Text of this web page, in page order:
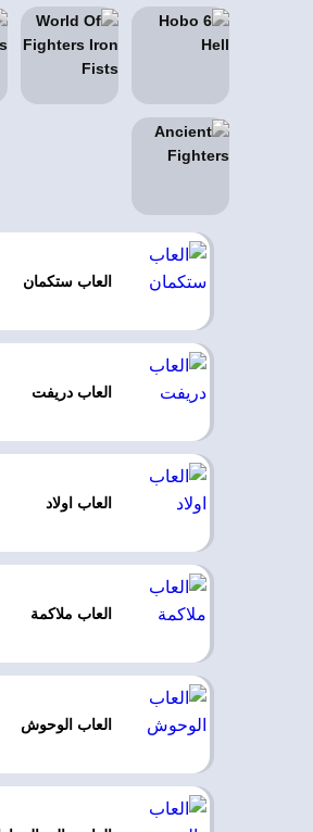
العاب ستكمان
العاب دريفت
العاب اولاد
العاب ملاكمة
العاب الوحوش